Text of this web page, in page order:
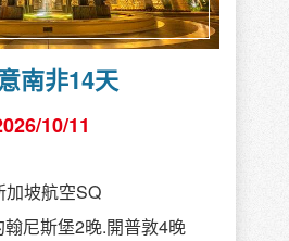
南非14天
10/11
加坡航空SQ
尼斯堡2晚.開普敦4晚